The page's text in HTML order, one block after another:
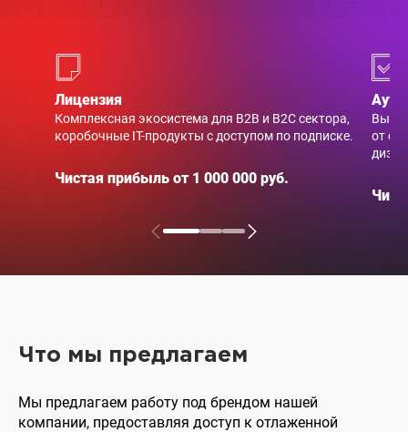
Лицензия
Комплексная экосистема для B2B и B2C сектора,
коробочные IT-продукты с доступом по подписке.
Чистая прибыль от 1 000 000 руб.
от
Что мы предлагаем
Мы предлагаем работу под брендом нашей
компании, предоставляя доступ к отлаженной